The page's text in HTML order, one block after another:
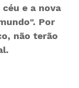
e a nova
Por
não terão